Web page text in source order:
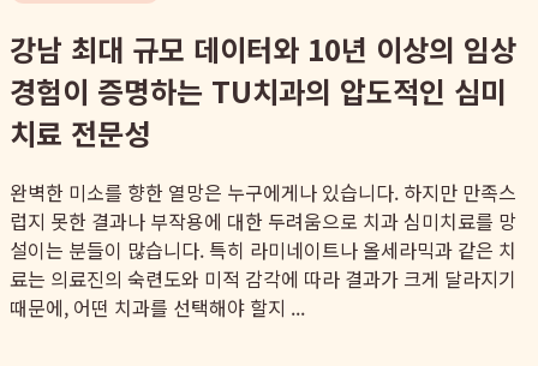
강남 최대 규모 데이터와 10년 이상의 임상
경험이 증명하는 TU치과의 압도적인 심미
치료 전문성
완벽한 미소를 향한 열망은 누구에게나 있습니다. 하지만 만족스
럽지 못한 결과나 부작용에 대한 두려움으로 치과 심미치료를 망
설이는 분들이 많습니다. 특히 라미네이트나 올세라믹과 같은 치
료는 의료진의 숙련도와 미적 감각에 따라 결과가 크게 달라지기
때문에, 어떤 치과를 선택해야 할지 ...